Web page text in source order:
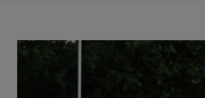
VVVHER